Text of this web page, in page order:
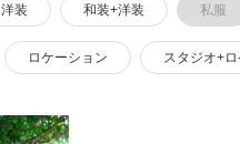
洋装 和装+洋装 私服
ロケーション スタジオ+